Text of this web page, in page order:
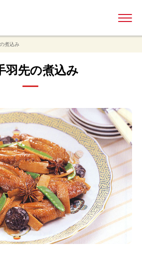
煮込み
羽先の煮込み